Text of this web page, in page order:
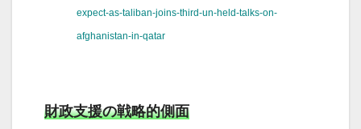
expect-as-taliban-joins-third-un-held-talks-on-
afghanistan-in-qatar
財政支援の戦略的側面